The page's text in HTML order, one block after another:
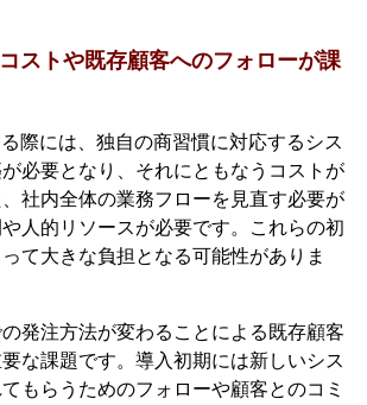
ストや既存顧客へのフォローが課
際には、独自の商習慣に対応するシス
必要となり、それにともなうコストが
社内全体の業務フローを見直す必要が
人的リソースが必要です。これらの初
て大きな負担となる可能性がありま
発注方法が変わることによる既存顧客
な課題です。導入初期には新しいシス
もらうためのフォローや顧客とのコミ